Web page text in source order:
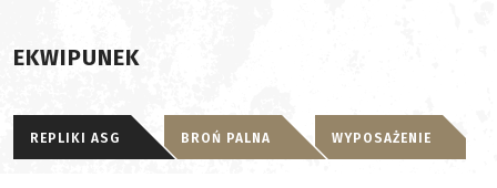
EKWIPUNEK
REPLIKI ASG BROŃ PALNA WYPOSAŻENIE